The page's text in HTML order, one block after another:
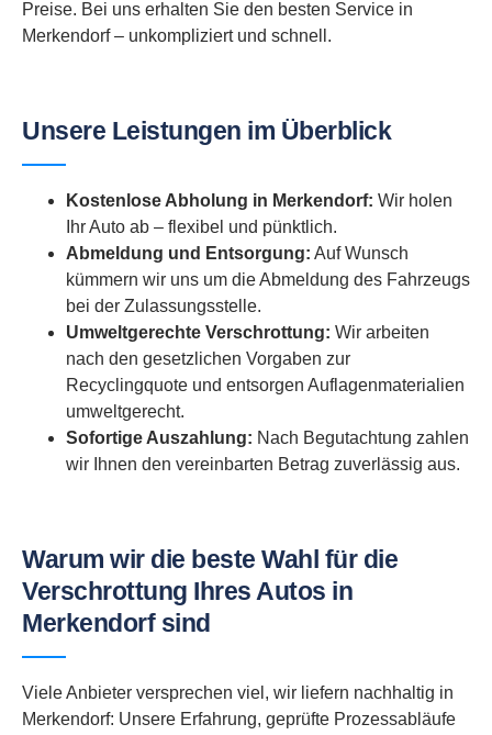
Preise. Bei uns erhalten Sie den besten Service in
Merkendorf – unkompliziert und schnell.
Unsere Leistungen im Überblick
Kostenlose Abholung in Merkendorf: Wir holen
Ihr Auto ab – flexibel und pünktlich.
Abmeldung und Entsorgung: Auf Wunsch
kümmern wir uns um die Abmeldung des Fahrzeugs
bei der Zulassungsstelle.
Umweltgerechte Verschrottung: Wir arbeiten
nach den gesetzlichen Vorgaben zur
Recyclingquote und entsorgen Auflagenmaterialien
umweltgerecht.
Sofortige Auszahlung: Nach Begutachtung zahlen
wir Ihnen den vereinbarten Betrag zuverlässig aus.
Warum wir die beste Wahl für die
Verschrottung Ihres Autos in
Merkendorf sind
Viele Anbieter versprechen viel, wir liefern nachhaltig in
Merkendorf: Unsere Erfahrung, geprüfte Prozessabläufe